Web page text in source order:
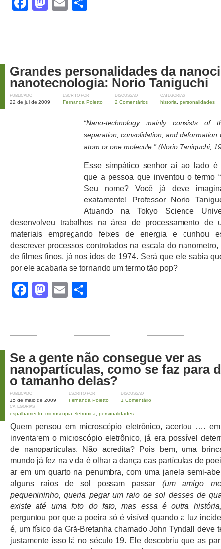
Grandes personalidades da
nanotecnologia: Norio Taniguchi
PUBLICADO
22 de jul de 2009
ESCRITO POR
Fernanda Poletto
DISCUSSÃO
2 Comentários
CATEGORIAS
historia personalidades
“Nano-technology mainly consists of
separation, consolidation, and deformation
atom or one molecule.” (Norio Taniguchi,
Esse simpático senhor aí ao lado é
que a pessoa que inventou o termo
Seu nome? Você já deve
exatamente! Professor Norio
Atuando na Tokyo Science
desenvolveu trabalhos na área de processamento de
materiais empregando feixes de energia e cunhou
descrever processos controlados na escala do
de filmes finos, já nos idos de 1974. Será que ele sabia
por ele acabaria se tornando um termo tão pop?
Facebook
Mastodon
Email
Se a gente não consegue ver as
nanopartículas, como se faz para
o tamanho delas?
PUBLICADO
15 de maio de 2009
ESCRITO POR
Fernanda Poletto
DISCUSSÃO
1 Comentário
CATEGORIAS
espalhamento microscopia eletronica personalidades
Quem pensou em microscópio eletrônico, acertou ….
inventarem o microscópio eletrônico, já era possível
de nanopartículas. Não acredita? Pois bem, uma
mundo já fez na vida é olhar a dança das partículas de
ar em um quarto na penumbra, com uma janela semi-
alguns raios de sol possam passar (um amigo
pequenininho, queria pegar um raio de sol desses de
existe até uma foto do fato, mas essa é outra
perguntou por que a poeira só é visível quando a luz
é, um físico da Grã-Bretanha chamado John Tyndall deve
justamente isso lá no século 19. Ele descobriu que as